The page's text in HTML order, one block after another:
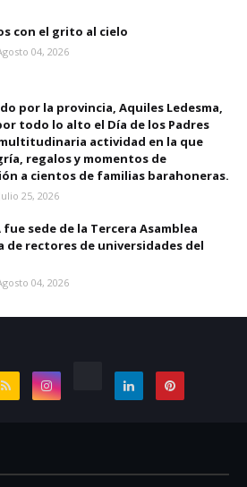
con el grito al cielo
04, 2026
por la provincia, Aquiles Ledesma,
todo lo alto el Día de los Padres
actividad en la que
regalos y momentos de
a cientos de familias barahoneras.
25, 2026
fue sede de la Tercera Asamblea
de rectores de universidades del
04, 2026